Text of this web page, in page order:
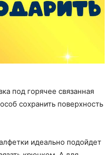
под горячее связанная
сохранить поверхность
идеально подойдет